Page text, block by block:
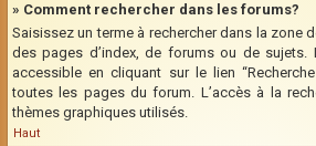
» Comment rechercher dans les forums?
Saisissez un terme à rechercher dans la zone
des pages d’index, de forums ou de sujets.
accessible en cliquant sur le lien
toutes les pages du forum. L’accès à la
thèmes graphiques utilisés.
Haut